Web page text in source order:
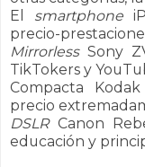
El smartphone
precio-
MirrorlessSony
TikTokers y
Compacta
precio
DSLRCanon
educación y